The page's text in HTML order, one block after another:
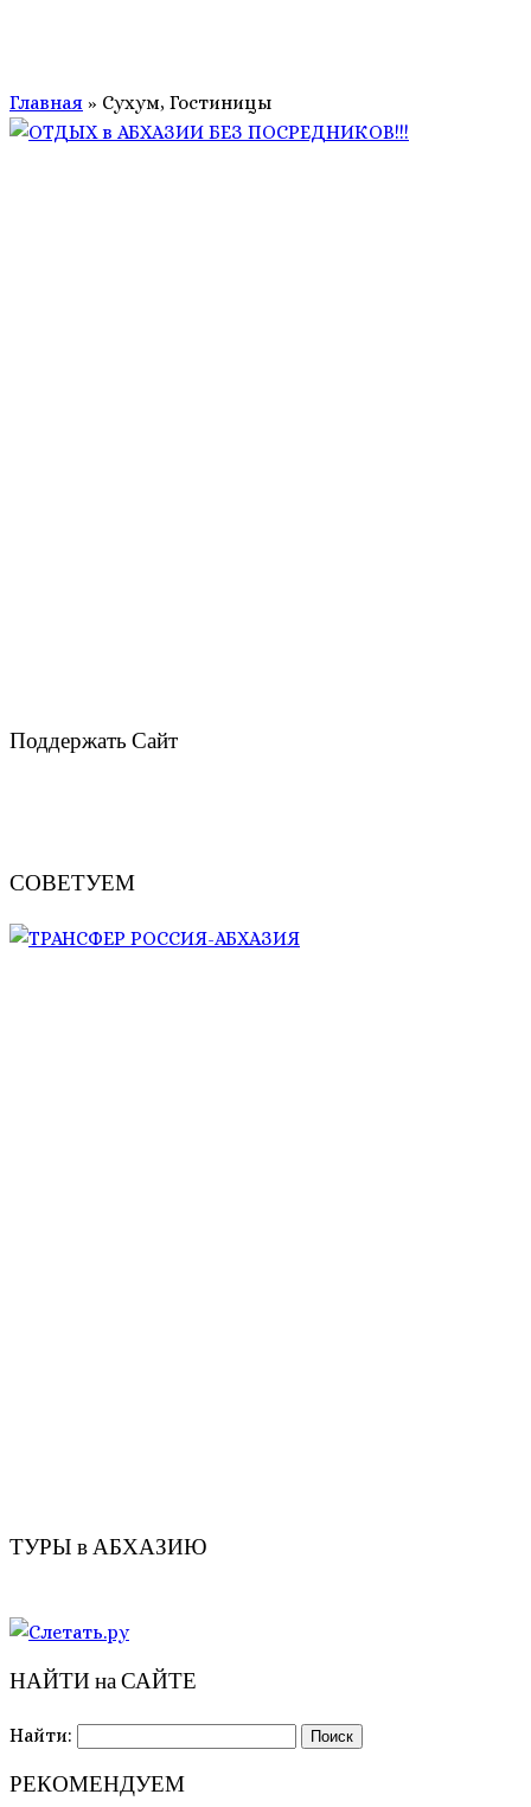
Главная » Сухум, Гостиницы
Поддержать Сайт
СОВЕТУЕМ
ТУРЫ в АБХАЗИЮ
НАЙТИ на САЙТЕ
Найти:
РЕКОМЕНДУЕМ